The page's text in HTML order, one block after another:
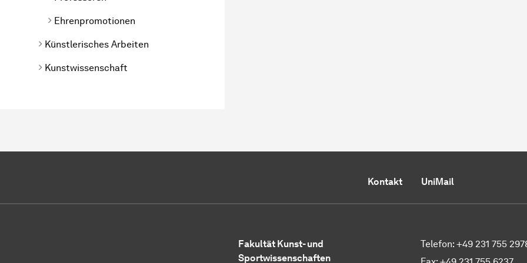
Ehrenpromotionen
Künstlerisches Arbeiten
Kunstwissenschaft
Kontakt UniMail
Fakultät Kunst- und
Sportwissenschaften
Telefon: +49 231 755